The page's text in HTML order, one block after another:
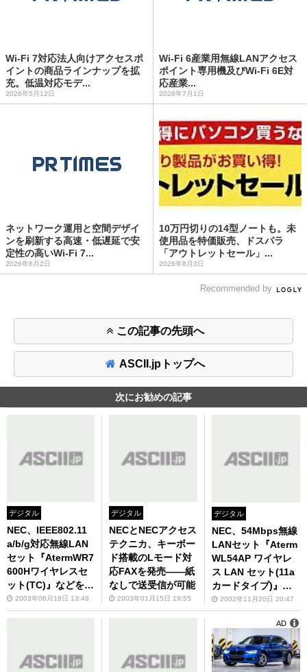
Wi-Fi 7対応法人向けアクセスポ
イントの商品ラインナップを拡
充。低温対応モデ...
2026年5月12日
Wi-Fi 6産業用無線LANアクセス
ポイント専用機及びWi-Fi 6E対
応産業...
2026年7月1日
ネットワーク運用と空間デザイ
ンを刷新する高速・低遅延で安
定性の高いWi-Fi 7...
2026年6月2日
10万円切りの14型ノートも。未
使用品を特価販売、ドスパラ
「アウトレットセール」...
2026年8月3日
Recommended by
この記事の先頭へ
ASCII.jpトップへ
次にお勧めの記事
デジタル
NEC、IEEE802.11
a/b/g対応無線LAN
セット『AtermWR7
600Hワイヤレスセ
ット(TC)』などを発
売2003年06月18日 13:48
デジタル
NECとNECアクセス
テクニカ、キーボー
ド搭載のLモード対
応FAXを発売――紙
なしで送受信が可能
2003年01月15日 19:55
デジタル
NEC、54Mbps無線
LANセット『Aterm
WL54AP ワイヤレ
ス LAN セット(11a
カードタイプ)』な
どを発売
2002年11月20日 20:47
AD